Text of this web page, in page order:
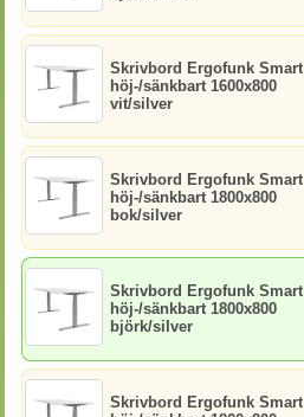
Skrivbord Ergofunk Smart
höj-/sänkbart 1600x800
vit/silver
Skrivbord Ergofunk Smart
höj-/sänkbart 1800x800
bok/silver
Skrivbord Ergofunk Smart
höj-/sänkbart 1800x800
björk/silver
Skrivbord Ergofunk Smart